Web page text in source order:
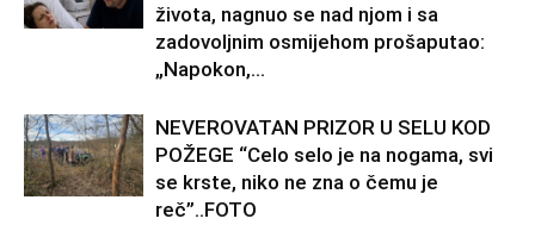
života, nagnuo se nad njom i sa
zadovoljnim osmijehom prošaputao:
„Napokon,...
NEVEROVATAN PRIZOR U SELU KOD
POŽEGE “Celo selo je na nogama, svi
se krste, niko ne zna o čemu je
reč”..FOTO